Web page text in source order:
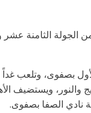
لكرة اليد لدرجة الناشئين للموسم الرياضي 2021-2022م، بإقامة
الخليج والنور، ويستضيف
نادي الصفا بصفوى.